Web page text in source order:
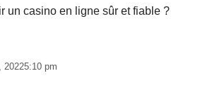
un casino en ligne sûr et fiable ?
20225:10 pm